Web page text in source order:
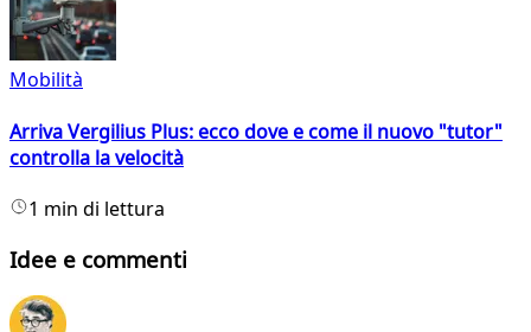
Mobilità
Arriva Vergilius Plus: ecco dove e come il nuovo "tutor"
controlla la velocità
1 min di lettura
Idee e commenti